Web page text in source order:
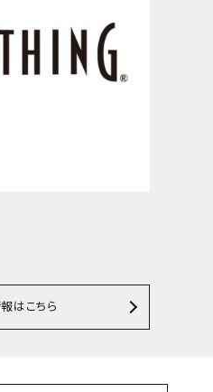
はこちら